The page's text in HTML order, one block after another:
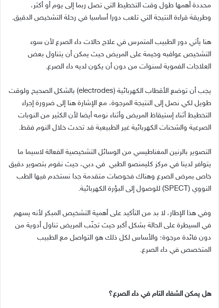
محددة أهمها طول وقت التخطيط التي تصل ربما إلى يوم أو أكثر،
وطريقة قراءة النتيجة التي تلعب دورا أساسيا في رحلة التشخيص الدقيق.
هنا يأتي دور الطبيب المتمرس في علاج حالات داء الصرع لأن سوء
التشخيص عواقبه وخيمة على المريض حيث يمكن أن يتناول بعض
العلاجات الفموية لسنوات من دون أن يكون لديه داء الصرع.
يجب أن توضع الأقطاب الكهربائية (electrodes) بالشكل الصحيح ولوقت
طويل لكي نصل إلى النتيجة المرجوة، مع الإشارة هنا إلى ضرورة إجراء
التخطيط أثناء إستيقاظ المريض وأثناء نومه أيضا لأن الكثير من النوبات
الصرعية والشحنات الكهربائية غير الطبيعية قد تحدث خلال النوم فقط.
التصوير بالرنين المغناطيسي من الوسائل التشخيصية الفعالة لاسيما ما
يتوافر لدينا في مركز كليمنصو الطبي في دبي، حيث نقوم بتصوير دقيق
خاص بمرض الصرع وهناك فحوصات متقدمة جدا نستخدم فيها الطب
النووي (SPECT) للوصول إلى البؤرة الكهربائية.
وفي هذا الإطار، لا بد من التأكيد على أهمية التشخيص المبكر لأنه يسهم
في السيطرة على الحالة بشكل أكبر حيث تجنّب المريض تناول أدوية من
دون فائدة مرجوة؛ والأساس لكل ذلك هو التواصل مع الطبيب
المتخصص في داء الصرع.
هل يمكن الشفاء التام في داء الصرع؟